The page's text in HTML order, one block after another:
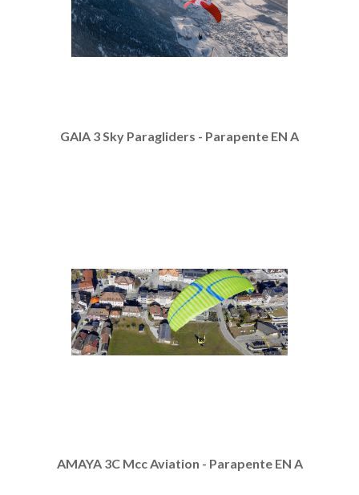
GAIA 3 Sky Paragliders - Parapente EN A
AMAYA 3C Mcc Aviation - Parapente EN A